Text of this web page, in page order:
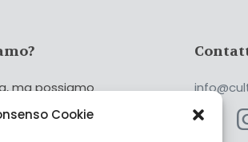
Cookie
ma possiamo